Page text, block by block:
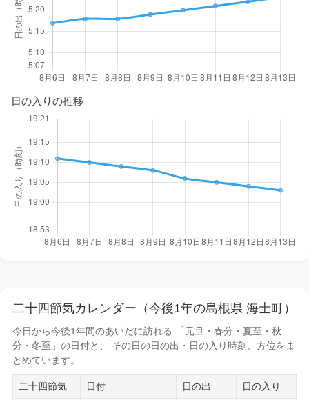
日の入りの推移
二十四節気カレンダー（今後1年の島根県 海士町）
今日から今後1年間のあいだに訪れる 「元旦・春分・夏至・秋
分・冬至」の日付と、 その日の日の出・日の入り時刻
、方位をま
とめています。
二十四節気 日付 日の出 日の入り